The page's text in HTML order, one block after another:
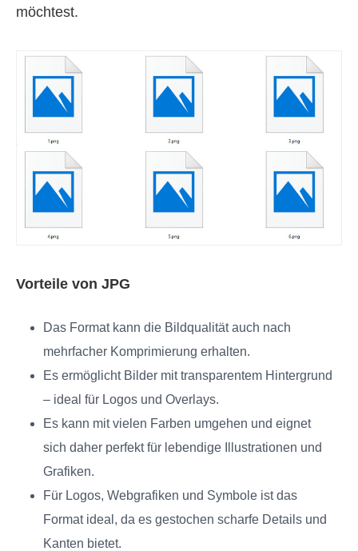
möchtest.
Vorteile von JPG
Das Format kann die Bildqualität auch nach
mehrfacher Komprimierung erhalten.
Es ermöglicht Bilder mit transparentem Hintergrund
– ideal für Logos und Overlays.
Es kann mit vielen Farben umgehen und eignet
sich daher perfekt für lebendige Illustrationen und
Grafiken.
Für Logos, Webgrafiken und Symbole ist das
Format ideal, da es gestochen scharfe Details und
Kanten bietet.